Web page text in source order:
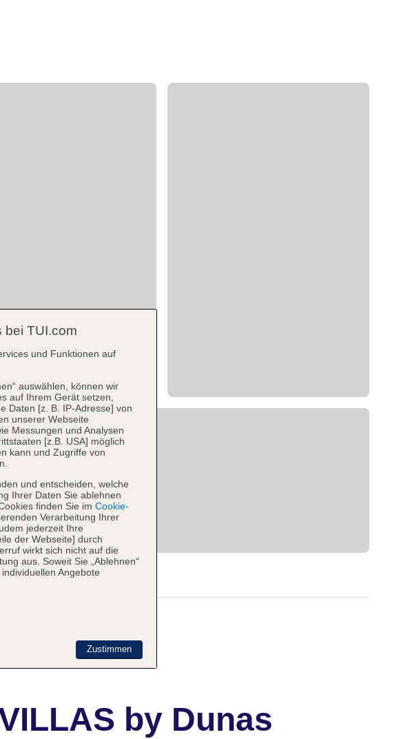
by Dunas
bei TUI.com
und Funktionen auf
auswählen, können wir
auf Ihrem Gerät setzen,
Daten [z. B. IP-Adresse] von
unserer Webseite
Messungen und Analysen
[z.B. USA] möglich
kann und Zugriffe von
und entscheiden, welche
Ihrer Daten Sie ablehnen
finden Sie im Cookie-
Verarbeitung Ihrer
jederzeit Ihre
der Webseite] durch
wirkt sich nicht auf die
aus. Soweit Sie „Ablehnen“
Angebote
Zustimmen